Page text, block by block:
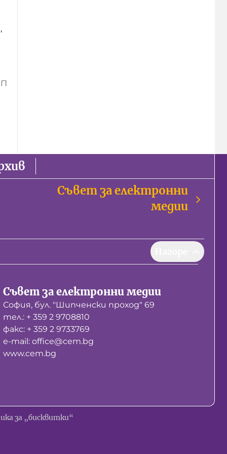
Съвет за електронни
медии
Съвет за електронни медии
София, бул. "Шипченски проход" 69
тел.: + 359 2 9708810
факс: + 359 2 9733769
е-mail: office@cem.bg
www.cem.bg
за „бисквитки“